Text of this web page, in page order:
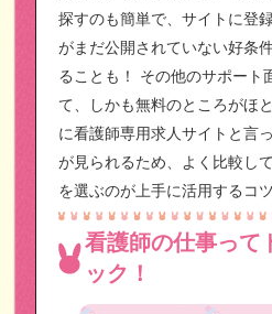
探すのも簡単で、サイトに登
がまだ公開されていない好条
ることも！
その他のサポート
て、しかも無料のところがほ
に看護師専用求人サイトと言
が見られるため、よく比較し
を選ぶのが上手に活用するコツ
看護師の仕事って
ック！